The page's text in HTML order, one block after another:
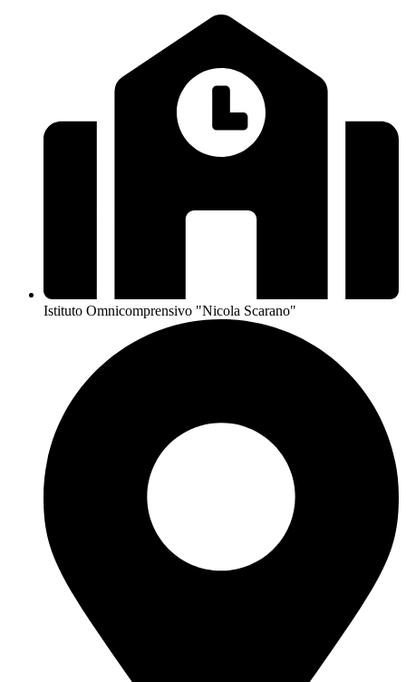
Istituto Omnicomprensivo "Nicola Scarano"